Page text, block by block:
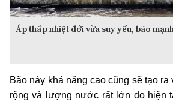
Áp thấp nhiệt đới vừa suy yếu, bão
Bão này khả năng cao cũng sẽ tạo
rộng và lượng nước rất lớn do hiện